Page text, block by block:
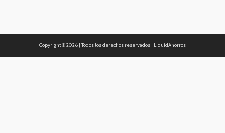
Copyright ©2026 | Todos los derechos reservados | LiquidAhorros